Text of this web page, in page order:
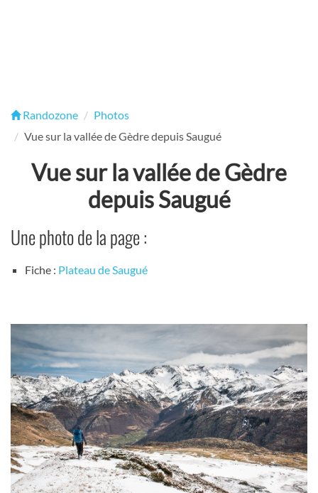
Randozone
Photos
Vue sur la vallée de Gèdre depuis Saugué
Vue sur la vallée de Gèdre
depuis Saugué
Une photo de la page :
Fiche : Plateau de Saugué